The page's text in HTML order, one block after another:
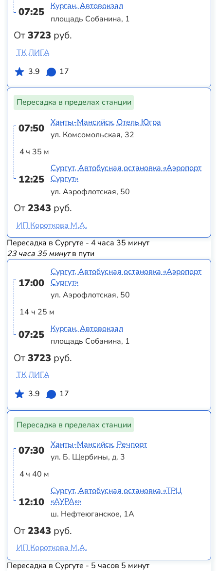
07:25
От3723 руб.
Курган, Автовокзал
площадь Собанина, 1
ТК ЛИГА
3.9
17
Пересадка в пределах станции
07:50
4 ч 35 м
12:25
От2343 руб.
Ханты-Мансийск, Отель Югра
ул. Комсомольская, 32
Сургут, Автобусная остановка «Аэропорт
Сургут»
ул. Аэрофлотская, 50
ИП Короткова М.А.
Пересадка в Сургуте - 4 часа 35 минут
23 часа 35 минутв пути
17:00
14 ч 25 м
07:25
От3723 руб.
Сургут, Автобусная остановка «Аэропорт
Сургут»
ул. Аэрофлотская, 50
Курган, Автовокзал
площадь Собанина, 1
ТК ЛИГА
3.9
17
Пересадка в пределах станции
07:30
4 ч 40 м
12:10
От2343 руб.
Ханты-Мансийск, Речпорт
ул. Б. Щербины, д. 3
Сургут, Автобусная остановка «ТРЦ
«АУРА»»
ш. Нефтеюганское, 1А
ИП Короткова М.А.
Пересадка в Сургуте - 5 часов 5 минут